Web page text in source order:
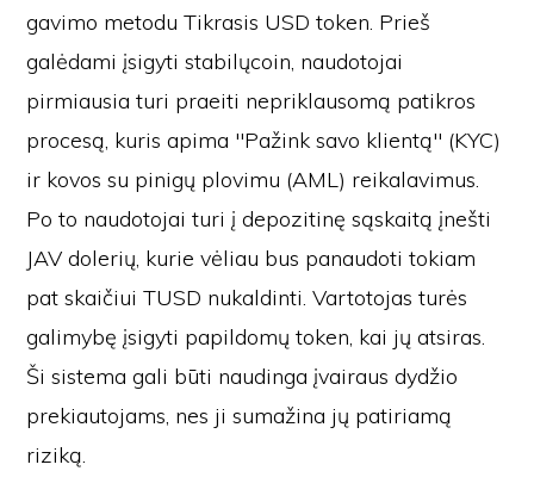
gavimo metodu Tikrasis USD token. Prieš
galėdami įsigyti stabilųcoin, naudotojai
pirmiausia turi praeiti nepriklausomą patikros
procesą, kuris apima "Pažink savo klientą" (KYC)
ir kovos su pinigų plovimu (AML) reikalavimus.
Po to naudotojai turi į depozitinę sąskaitą įnešti
JAV dolerių, kurie vėliau bus panaudoti tokiam
pat skaičiui TUSD nukaldinti. Vartotojas turės
galimybę įsigyti papildomų token, kai jų atsiras.
Ši sistema gali būti naudinga įvairaus dydžio
prekiautojams, nes ji sumažina jų patiriamą
riziką.